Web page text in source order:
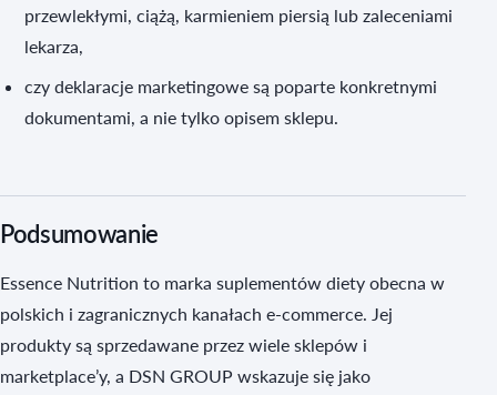
przewlekłymi, ciążą, karmieniem piersią lub zaleceniami
lekarza,
czy deklaracje marketingowe są poparte konkretnymi
dokumentami, a nie tylko opisem sklepu.
Podsumowanie
Essence Nutrition to marka suplementów diety obecna w
polskich i zagranicznych kanałach e-commerce. Jej
produkty są sprzedawane przez wiele sklepów i
marketplace’y, a DSN GROUP wskazuje się jako